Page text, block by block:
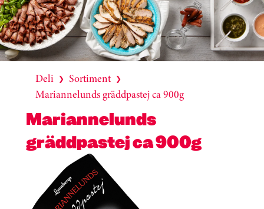
Deli ❯ Sortiment ❯
Mariannelunds gräddpastej ca 900g
Mariannelunds
gräddpastej ca 900g